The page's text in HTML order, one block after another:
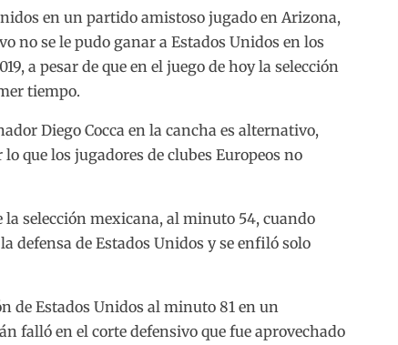
en un partido amistoso jugado en Arizona,
no se le pudo ganar a Estados Unidos en los
a pesar de que en el juego de hoy la selección
tiempo.
Diego Cocca en la cancha es alternativo,
que los jugadores de clubes Europeos no
selección mexicana, al minuto 54, cuando
defensa de Estados Unidos y se enfiló solo
de Estados Unidos al minuto 81 en un
falló en el corte defensivo que fue aprovechado